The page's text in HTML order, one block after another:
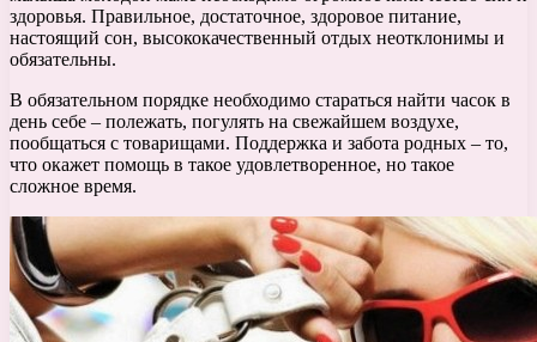
здоровья. Правильное, достаточное, здоровое питание,
настоящий сон, высококачественный отдых неотклонимы и
обязательны.
В обязательном порядке необходимо стараться найти часок в
день себе – полежать, погулять на свежайшем воздухе,
пообщаться с товарищами. Поддержка и забота родных – то,
что окажет помощь в такое удовлетворенное, но такое
сложное время.